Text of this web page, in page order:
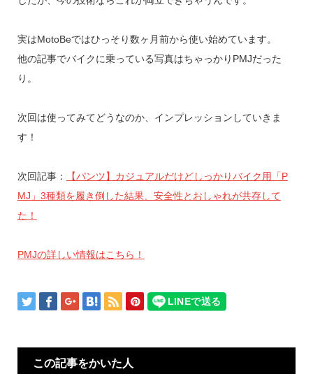
実はMotoBeではひっそり数ヶ月前から使い始めています。
他の記事でバイクに乗っている写真はちゃっかりPMJだった
り。
次回は使ってみてどうなのか、インプレッションしていきま
す！
次回記事：
【パンツ】カジュアルだけどしっかりバイク用「P
MJ」3種類を履き倒した結果、安全性とおしゃれが共存して
た！
PMJの詳しい情報はこちら！
この記事をかいた人